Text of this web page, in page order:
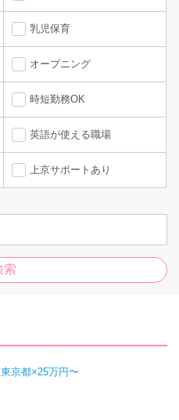
乳児保育
オープニング
時短勤務OK
英語が使える職場
上京サポートあり
東京都×25万円〜